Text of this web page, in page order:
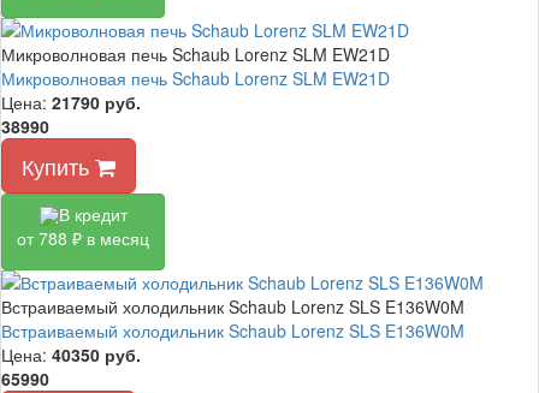
Микроволновая печь Schaub Lorenz SLM EW21D
Микроволновая печь Schaub Lorenz SLM EW21D
Цена: 21790 руб.
38990
Купить
В кредит
от 788 ₽ в месяц
Встраиваемый холодильник Schaub Lorenz SLS E136W0M
Встраиваемый холодильник Schaub Lorenz SLS E136W0M
Цена: 40350 руб.
65990